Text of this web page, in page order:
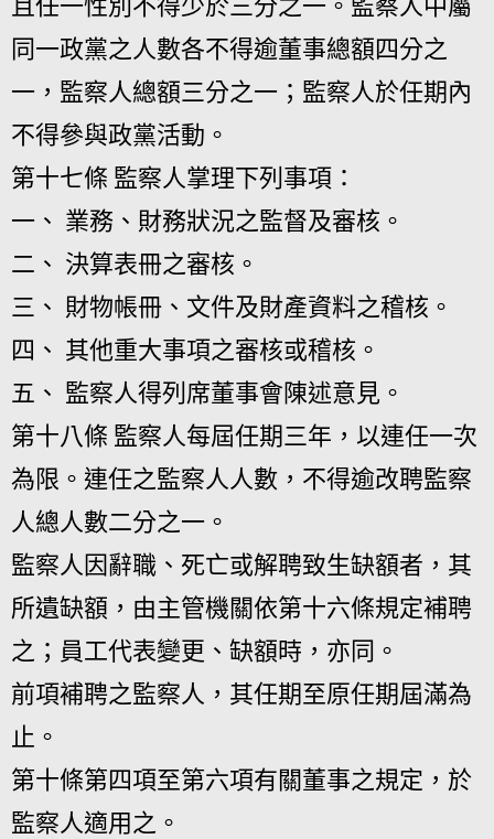
且任一性別不得少於三分之一。監察人中屬
同一政黨之人數各不得逾董事總額四分之
一，監察人總額三分之一；監察人於任期內
不得參與政黨活動。
第十七條 監察人掌理下列事項：
一、 業務、財務狀況之監督及審核。
二、 決算表冊之審核。
三、 財物帳冊、文件及財產資料之稽核。
四、 其他重大事項之審核或稽核。
五、 監察人得列席董事會陳述意見。
第十八條 監察人每屆任期三年，以連任一次
為限。連任之監察人人數，不得逾改聘監察
人總人數二分之一。
監察人因辭職、死亡或解聘致生缺額者，其
所遺缺額，由主管機關依第十六條規定補聘
之；員工代表變更、缺額時，亦同。
前項補聘之監察人，其任期至原任期屆滿為
止。
第十條第四項至第六項有關董事之規定，於
監察人適用之。